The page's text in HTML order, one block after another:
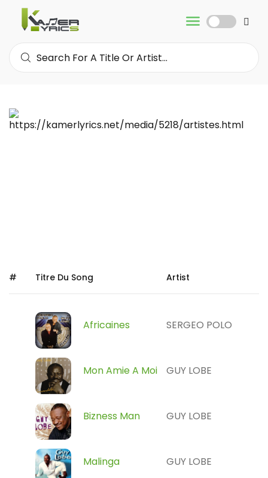
# Titre Du Song Artist
Africaines SERGEO POLO
Mon Amie A Moi GUY LOBE
Bizness Man GUY LOBE
Malinga GUY LOBE